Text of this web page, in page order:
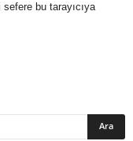
bu tarayıcıya